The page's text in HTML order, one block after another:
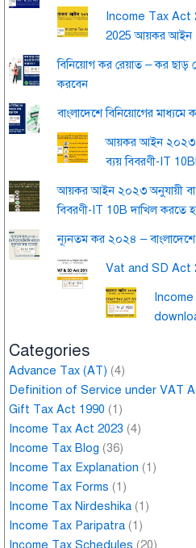
Income Tax
2025 আয়কর আইন
বিনিয়োগ কর রেয়াত – কর ছাড়
করবেন
বাংলাদেশে বিনিয়োগের
আয়কর আইন ২০২৩
ব্যয় বিবরণী-IT
আয়কর আইন ২০২৩ অনুযায়ী
বিবরণী-IT 10B দাখিল করতে
ন্যূনতম কর ২০২৪ –
Vat and SD Act
Categories
Advance Tax (AT) (4)
Definition of Service under VAT
Gift Tax Act 1990 (1)
Income Tax Act 2023 (4)
Income Tax Blog (36)
Income Tax Explanation (1)
Income Tax Forms (1)
Income Tax Nirdeshika (1)
Income Tax Paripatra (1)
Income Tax Schedules (20)